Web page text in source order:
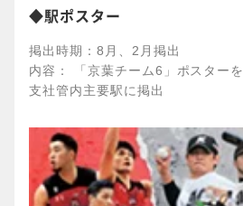
◆駅ポスター
掲出時期：8月、2月掲出
内容： 「京葉チーム6」ポスター
支社管内主要駅に掲出